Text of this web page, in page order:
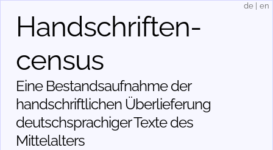
Handschriften­
census
Eine Bestandsaufnahme der
handschriftlichen Über­lieferung
deutschsprachiger Texte des
Mittelalters
de en